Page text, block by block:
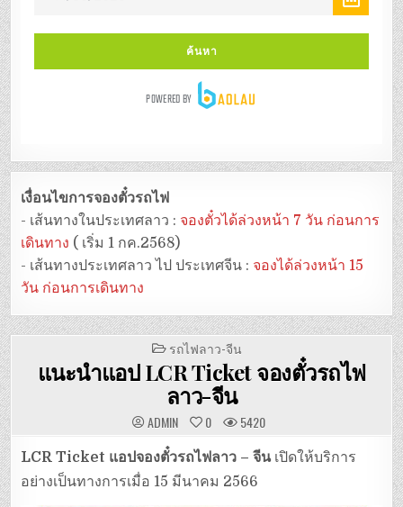
เงื่อนไขการจองตั๋วรถไฟ
- เส้นทางในประเทศลาว : จองตั๋วได้ล่วงหน้า 7 วัน ก่อนการ
เดินทาง ( เริ่ม 1 กค.2568)
- เส้นทางประเทศลาว ไป ประเทศจีน : จองได้ล่วงหน้า 15
วัน ก่อนการเดินทาง
POSTED
IN
รถไฟลาว-จีน
แนะนำแอป LCR Ticket จองตั๋วรถไฟ
ลาว-จีน
ADMIN 0 5420
LCR Ticket แอปจองตั๋วรถไฟลาว – จีนเปิดให้บริการ
อย่างเป็นทางการเมื่อ 15 มีนาคม 2566